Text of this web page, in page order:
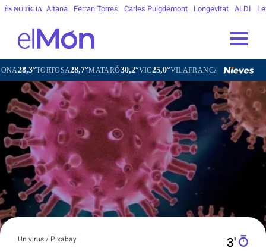
ÉS NOTÍCIA Aitana Ferran Torres Carles Puigdemont Longevitat ALDI
28,7°MATARÓ30,2°VIC25,0°VILAFRANCA DEL PENEDÈS27,3°
Un virus / Pixabay 3′